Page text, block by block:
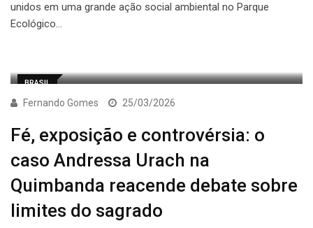
unidos em uma grande ação social ambiental no Parque
Ecológico…
BRASIL
Fernando Gomes 25/03/2026
Fé, exposição e controvérsia: o
caso Andressa Urach na
Quimbanda reacende debate sobre
limites do sagrado